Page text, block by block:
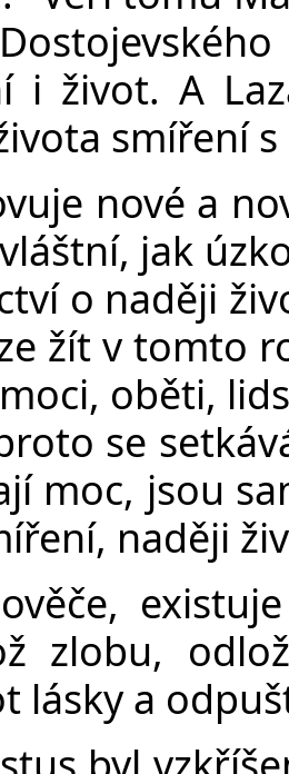
i život. A
smíření
nové a
jak
o naději
žít v tomto
oběti,
se
moc, jsou
naději
zlobu,
lásky a